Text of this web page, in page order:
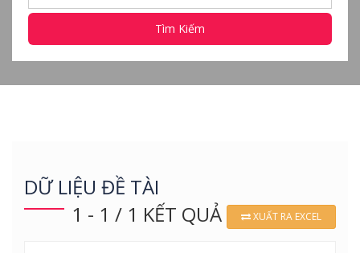
Tìm Kiếm
DỮ LIỆU ĐỀ TÀI
1 - 1 / 1 KẾT QUẢ
XUẤT RA EXCEL